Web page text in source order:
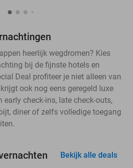
heerlijk wegdromen? Kies
bij de fijnste hotels en
Deal profiteer je niet alleen van
ook nog eens geregeld luxe
early check-ins, late check-outs,
diner of zelfs volledige toegang
Bekijk alle deals